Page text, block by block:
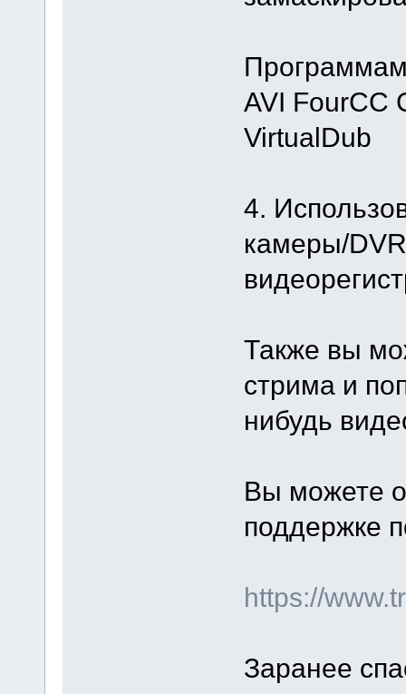
AVI FourCC
VirtualDub
4.
камеры/
Также вы
стрима и
нибудь
Вы можете
поддержке
https://
Заранее